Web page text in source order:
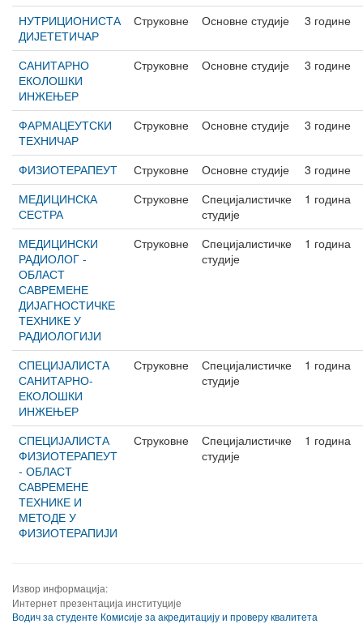
НУТРИЦИОНИСТА
ДИЈЕТЕТИЧАР
Струковне Основне студије 3 године
САНИТАРНО
ЕКОЛОШКИ
ИНЖЕЊЕР
Струковне Основне студије 3 године
ФАРМАЦЕУТСКИ
ТЕХНИЧАР
Струковне Основне студије 3 године
ФИЗИОТЕРАПЕУТ Струковне Основне студије
3 године
МЕДИЦИНСКА
СЕСТРА
Струковне
Специјалистичке
студије
1 година
МЕДИЦИНСКИ
РАДИОЛОГ -
ОБЛАСТ
САВРЕМЕНЕ
ДИЈАГНОСТИЧКЕ
ТЕХНИКЕ У
РАДИОЛОГИЈИ
Струковне
Специјалистичке
студије
1 година
СПЕЦИЈАЛИСТА
САНИТАРНО-
ЕКОЛОШКИ
ИНЖЕЊЕР
Струковне
Специјалистичке
студије
1 година
СПЕЦИЈАЛИСТА
ФИЗИОТЕРАПЕУТ
- ОБЛАСТ
САВРЕМЕНЕ
ТЕХНИКЕ И
МЕТОДЕ У
ФИЗИОТЕРАПИЈИ
Струковне
Специјалистичке
студије
1 година
Извор информација:
Интернет презентација институције
Водич за студенте Комисије за акредитацију и проверу квалитета